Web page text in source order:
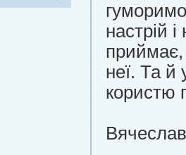
настрій
приймає,
неї. Та й
користю